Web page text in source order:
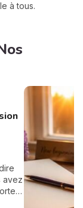
à tous.
avez